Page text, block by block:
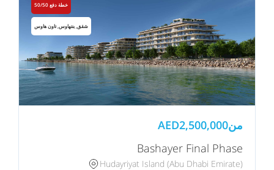
خطة دفع 50/50
شقق, بنتهاوس, تاون هاوس
من AED2,500,000
Bashayer Final Phase
Hudayriyat Island (Abu Dhabi Emirate)